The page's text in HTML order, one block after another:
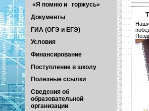
«Я помню и горжусь»
Документы
ГИА (ОГЭ и ЕГЭ)
Условия
Финансирование
Поступление в школу
Полезные ссылки
Сведения об
образовательной
организации